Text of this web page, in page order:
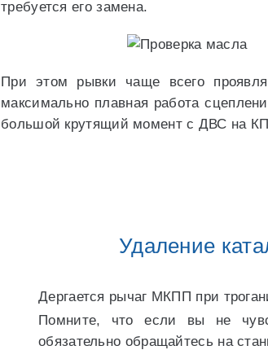
требуется его замена.
При этом рывки чаще всего
максимально плавная работа
большой крутящий момент с ДВС на
Удаление
Дергается рычаг МКПП при
Помните, что если вы не
обязательно обращайтесь на